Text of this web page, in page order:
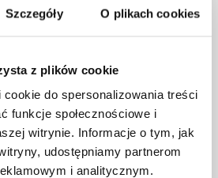
Szczegóły O plikach cookies
z plików cookie
do spersonalizowania treści
funkcje społecznościowe i
witrynie. Informacje o tym, jak
udostępniamy partnerom
i analitycznym.
550